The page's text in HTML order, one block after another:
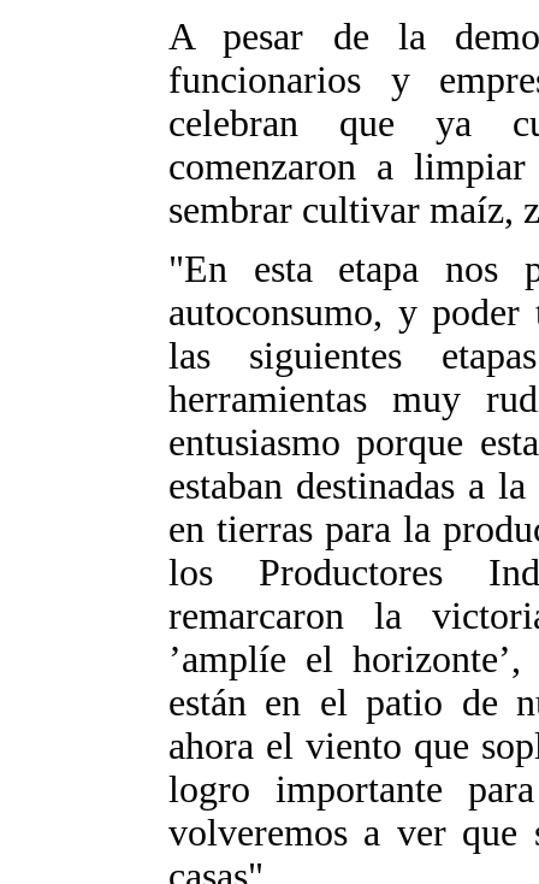
A pesar de la
funcionarios y
celebran que ya
comenzaron a
sembrar cultivar maíz,
"En esta etapa nos
autoconsumo, y poder
las siguientes
herramientas muy
entusiasmo porque
estaban destinadas a
en tierras para la
los Productores
remarcaron la
’amplíe el
están en el patio de
ahora el viento que
logro importante
volveremos a ver que